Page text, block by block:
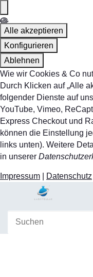
Alle akzeptieren
Konfigurieren
Ablehnen
Wie wir Cookies & Co
Durch Klicken auf „Alle
folgender Dienste auf
YouTube, Vimeo,
Express Checkout und
können die Einstellung
links unten). Weitere
in unserer
Impressum Datenschutz